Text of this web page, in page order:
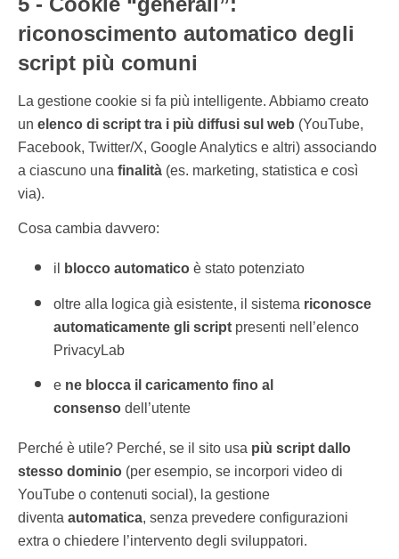
riconoscimento automatico degli
script più comuni
La gestione cookie si fa più intelligente. Abbiamo creato
un elenco di script tra i più diffusi sul web (YouTube,
Facebook, Twitter/X, Google Analytics e altri) associando
a ciascuno una finalità (es. marketing, statistica e così
via).
Cosa cambia davvero:
il blocco automatico è stato potenziato
oltre alla logica già esistente, il sistema riconosce
automaticamente gli script presenti nell’elenco
PrivacyLab
e ne blocca il caricamento fino al
consenso dell’utente
Perché è utile? Perché, se il sito usa più script dallo
stesso dominio (per esempio, se incorpori video di
YouTube o contenuti social), la gestione
diventa automatica, senza prevedere configurazioni
extra o chiedere l’intervento degli sviluppatori.